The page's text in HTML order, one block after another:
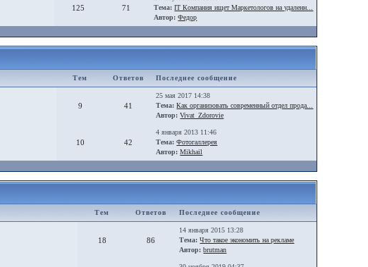
125 71
Тема: IT Компания ищет Маркетологов на удаленн...
Автор: Федор
Тем Ответов Последнее сообщение
9 41
25 мая 2017 14:38
Тема: Как организовать современный отдел прода...
Автор: Vivat_Zdorovie
10 42
4 января 2013 11:46
Тема: Фотогаллерея
Автор: Mikhail
Тем Ответов Последнее сообщение
18 86
14 января 2015 13:28
Тема: Что такое экономить на рекламе
Автор: brutman